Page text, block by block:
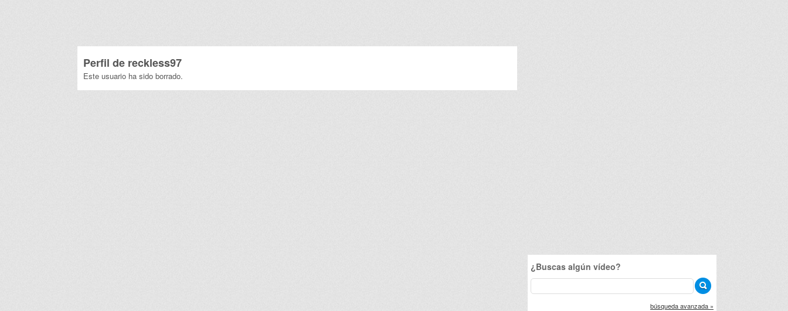
Perfil de reckless97
Este usuario ha sido borrado.
¿Buscas algún vídeo?
búsqueda avanzada »